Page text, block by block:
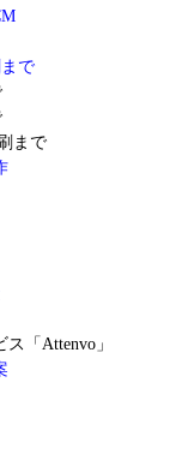
で
まで
「Attenvo」